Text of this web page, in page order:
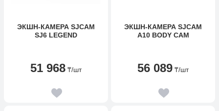
ЭКШН-КАМЕРА SJCAM
SJ6 LEGEND
51 968 ₸/шт
ЭКШН-КАМЕРА SJCAM
A10 BODY CAM
56 089 ₸/шт